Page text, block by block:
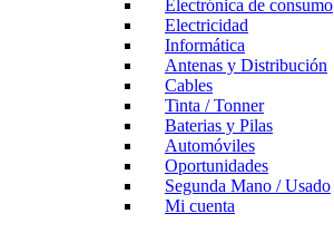
Electrónica de consumo
Electricidad
Informática
Antenas y Distribución
Cables
Tinta / Tonner
Baterias y Pilas
Automóviles
Oportunidades
Segunda Mano / Usado
Mi cuenta